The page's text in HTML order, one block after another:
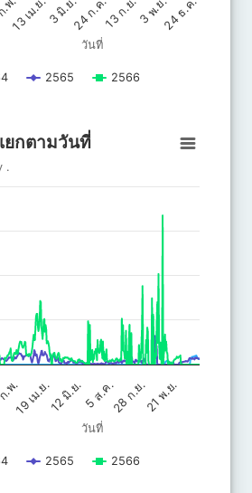
วันที่
พ.
13 เม.ย.3 มิ.ย.24 ก.ค.13 ก.ย.3 พ.ย.24 ธ.ค.
2565 2566
ยกตามวันที่
displaying จำนวน. Data ranges from 0 to
วันที่
ยกตามวันที่
.
พ.19 เม.ย.12 มิ.ย.5 ส.ค.28 ก.ย.21 พ.ย.
2565 2566